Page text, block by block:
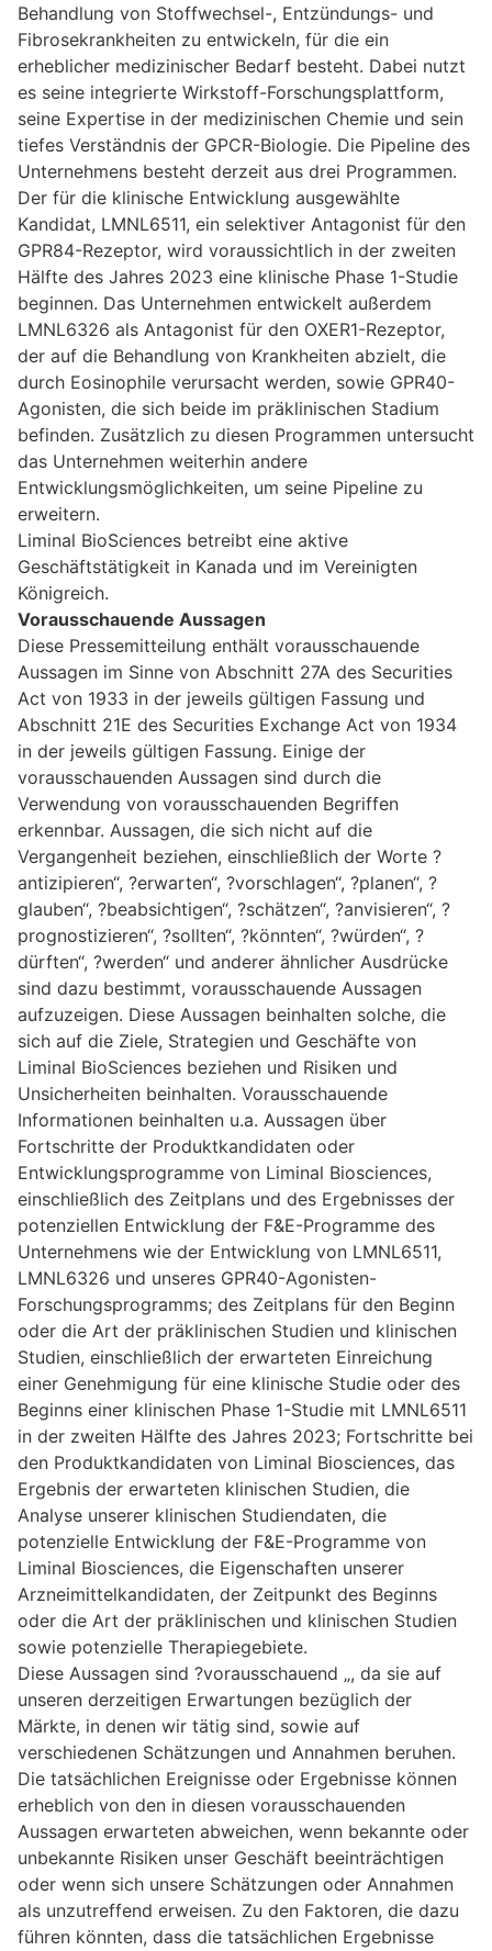
Behandlung von Stoffwechsel-, Entzündungs- und
Fibrosekrankheiten zu entwickeln, für die ein
erheblicher medizinischer Bedarf besteht. Dabei nutzt
es seine integrierte Wirkstoff-Forschungsplattform,
seine Expertise in der medizinischen Chemie und sein
tiefes Verständnis der GPCR-Biologie. Die Pipeline des
Unternehmens besteht derzeit aus drei Programmen.
Der für die klinische Entwicklung ausgewählte
Kandidat, LMNL6511, ein selektiver Antagonist für den
GPR84-Rezeptor, wird voraussichtlich in der zweiten
Hälfte des Jahres 2023 eine klinische Phase 1-Studie
beginnen. Das Unternehmen entwickelt außerdem
LMNL6326 als Antagonist für den OXER1-Rezeptor,
der auf die Behandlung von Krankheiten abzielt, die
durch Eosinophile verursacht werden, sowie GPR40-
Agonisten, die sich beide im präklinischen Stadium
befinden. Zusätzlich zu diesen Programmen untersucht
das Unternehmen weiterhin andere
Entwicklungsmöglichkeiten, um seine Pipeline zu
erweitern.
Liminal BioSciences betreibt eine aktive
Geschäftstätigkeit in Kanada und im Vereinigten
Königreich.
Vorausschauende Aussagen
Diese Pressemitteilung enthält vorausschauende
Aussagen im Sinne von Abschnitt 27A des Securities
Act von 1933 in der jeweils gültigen Fassung und
Abschnitt 21E des Securities Exchange Act von 1934
in der jeweils gültigen Fassung. Einige der
vorausschauenden Aussagen sind durch die
Verwendung von vorausschauenden Begriffen
erkennbar. Aussagen, die sich nicht auf die
Vergangenheit beziehen, einschließlich der Worte ?
antizipieren“, ?erwarten“, ?vorschlagen“, ?planen“, ?
glauben“, ?beabsichtigen“, ?schätzen“, ?anvisieren“, ?
prognostizieren“, ?sollten“, ?könnten“, ?würden“, ?
dürften“, ?werden“ und anderer ähnlicher Ausdrücke
sind dazu bestimmt, vorausschauende Aussagen
aufzuzeigen. Diese Aussagen beinhalten solche, die
sich auf die Ziele, Strategien und Geschäfte von
Liminal BioSciences beziehen und Risiken und
Unsicherheiten beinhalten. Vorausschauende
Informationen beinhalten u.a. Aussagen über
Fortschritte der Produktkandidaten oder
Entwicklungsprogramme von Liminal Biosciences,
einschließlich des Zeitplans und des Ergebnisses der
potenziellen Entwicklung der F&E-Programme des
Unternehmens wie der Entwicklung von LMNL6511,
LMNL6326 und unseres GPR40-Agonisten-
Forschungsprogramms; des Zeitplans für den Beginn
oder die Art der präklinischen Studien und klinischen
Studien, einschließlich der erwarteten Einreichung
einer Genehmigung für eine klinische Studie oder des
Beginns einer klinischen Phase 1-Studie mit LMNL6511
in der zweiten Hälfte des Jahres 2023; Fortschritte bei
den Produktkandidaten von Liminal Biosciences, das
Ergebnis der erwarteten klinischen Studien, die
Analyse unserer klinischen Studiendaten, die
potenzielle Entwicklung der F&E-Programme von
Liminal Biosciences, die Eigenschaften unserer
Arzneimittelkandidaten, der Zeitpunkt des Beginns
oder die Art der präklinischen und klinischen Studien
sowie potenzielle Therapiegebiete.
Diese Aussagen sind ?vorausschauend „, da sie auf
unseren derzeitigen Erwartungen bezüglich der
Märkte, in denen wir tätig sind, sowie auf
verschiedenen Schätzungen und Annahmen beruhen.
Die tatsächlichen Ereignisse oder Ergebnisse können
erheblich von den in diesen vorausschauenden
Aussagen erwarteten abweichen, wenn bekannte oder
unbekannte Risiken unser Geschäft beeinträchtigen
oder wenn sich unsere Schätzungen oder Annahmen
als unzutreffend erweisen. Zu den Faktoren, die dazu
führen könnten, dass die tatsächlichen Ergebnisse